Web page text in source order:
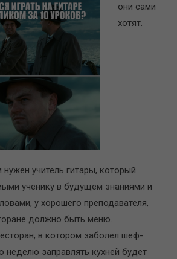
они сами
хотят.
нужен учитель гитары, который
ученику в будущем знаниями и
у хорошего преподавателя,
должно быть меню.
в котором заболел шеф-
неделю заправлять кухней будет